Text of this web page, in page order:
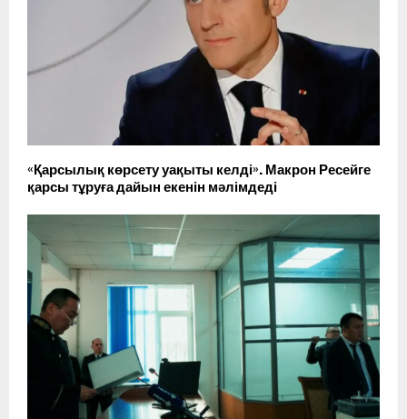
«Қарсылық көрсету уақыты келді». Макрон Ресейге
қарсы тұруға дайын екенін мәлімдеді